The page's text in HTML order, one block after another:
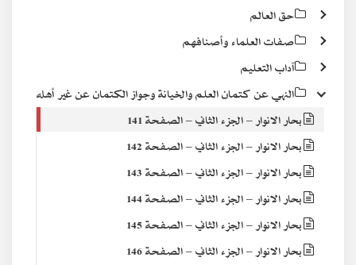
حق العالم
صفات العلماء وأصنافهم
آداب التعليم
النهي عن كتمان العلم والخيانة وجواز الكتمان عن غير أهله
بحار الانوار – الجزء الثاني – الصفحة 141
بحار الانوار – الجزء الثاني – الصفحة 142
بحار الانوار – الجزء الثاني – الصفحة 143
بحار الانوار – الجزء الثاني – الصفحة 144
بحار الانوار – الجزء الثاني – الصفحة 145
بحار الانوار – الجزء الثاني – الصفحة 146